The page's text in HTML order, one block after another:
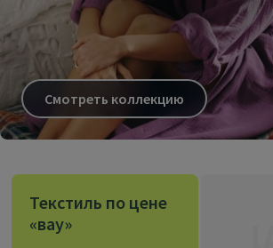
Смотреть коллекцию
Текстиль по цене
«вау»